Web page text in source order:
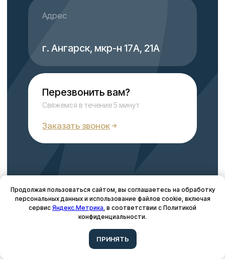
Подписывайтесь на нас в соцсетях
Продолжая пользоваться сайтом, вы соглашаетесь на обработку
персональных данных и использование файлов cookie, включая
сервис Яндекс.Метрика, в соответствии с Политикой
конфиденциальности.
ПРИНЯТЬ